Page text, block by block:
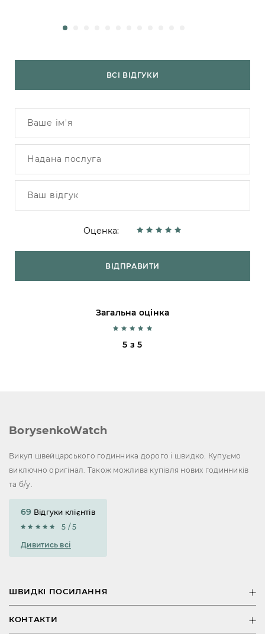
ВСІ ВІДГУКИ
Оценка:
ВІДПРАВИТИ
Загальна оцінка
5 з 5
BorysenkoWatch
Викуп швейцарського годинника дорого і швидко. Купуємо
виключно оригінал. Також можлива купівля нових годинників
та б/у.
69 Відгуки клієнтів
5 / 5
Дивитись всі
ШВИДКІ ПОСИЛАННЯ
КОНТАКТИ